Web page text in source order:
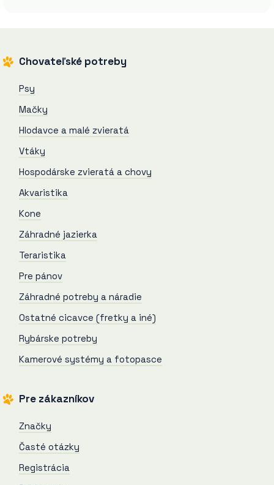
Chovateľské potreby
Psy
Mačky
Hlodavce a malé zvieratá
Vtáky
Hospodárske zvieratá a chovy
Akvaristika
Kone
Záhradné jazierka
Teraristika
Pre pánov
Záhradné potreby a náradie
Ostatné cicavce (fretky a iné)
Rybárske potreby
Kamerové systémy a fotopasce
Pre zákazníkov
Značky
Časté otázky
Registrácia